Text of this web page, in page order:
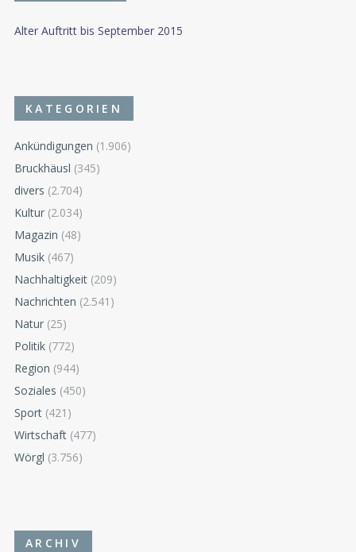
Alter Auftritt bis September 2015
KATEGORIEN
Ankündigungen (1.906)
Bruckhäusl (345)
divers (2.704)
Kultur (2.034)
Magazin (48)
Musik (467)
Nachhaltigkeit (209)
Nachrichten (2.541)
Natur (25)
Politik (772)
Region (944)
Soziales (450)
Sport (421)
Wirtschaft (477)
Wörgl (3.756)
ARCHIV